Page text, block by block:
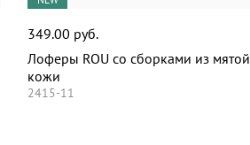
349.00 руб.
Лоферы ROU со сборками из мятой
кожи
2415-11